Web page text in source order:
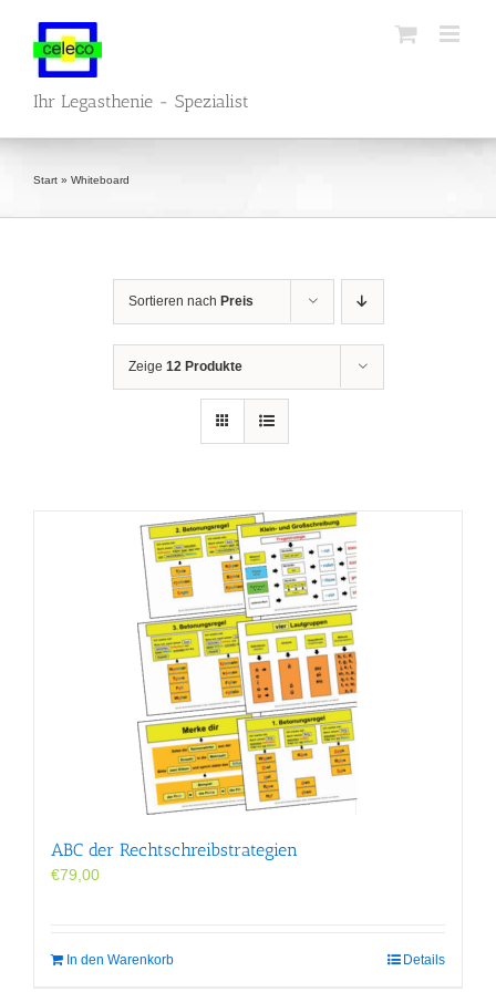
springen
Ihr Legasthenie - Spezialist
Start » Whiteboard
Sortieren nach Preis
Zeige 12 Produkte
ABC der Rechtschreibstrategien
€79,00
In den Warenkorb Details